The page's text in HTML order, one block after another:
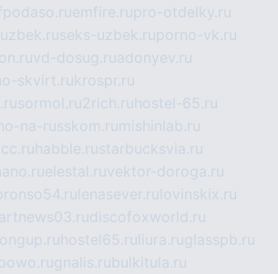
fpodaso.ruemfire.rupro-otdelky.ru
seks-uzbek.ruporno-vk.ru
vd-dosug.ruadonyev.ru
skvirt.rukrospr.ru
sormol.ru2rich.ru hostel-65.ru
na-russkom.ru mishinlab.ru
habble.rustarbucksvia.ru
elestal.ruvektor-doroga.ru
lenasever.ru lovinskix.ru
discofoxworld.ru
hostel65.ru liura.ruglasspb.ru
gnalis.rubulkitula.ru